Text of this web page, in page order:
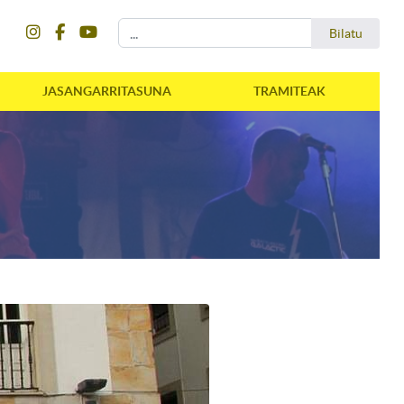
Bilatu
JASANGARRITASUNA TRAMITEAK